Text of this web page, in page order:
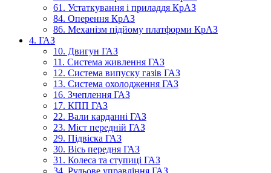
61. Устаткування і приладдя КрАЗ
84. Оперення КрАЗ
86. Механізм підйому платформи КрАЗ
4. ГАЗ
10. Двигун ГАЗ
11. Система живлення ГАЗ
12. Система випуску газів ГАЗ
13. Система охолодження ГАЗ
16. Зчеплення ГАЗ
17. КПП ГАЗ
22. Вали карданні ГАЗ
23. Міст передній ГАЗ
29. Підвіска ГАЗ
30. Вісь передня ГАЗ
31. Колеса та ступиці ГАЗ
34. Рульове управління ГАЗ